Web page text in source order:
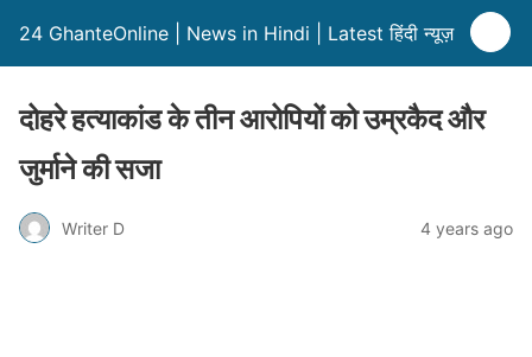
24 GhanteOnline | News in Hindi | Latest हिंदी न्यूज़
दोहरे हत्याकांड के तीन आरोपियों को उम्रकैद और
जुर्माने की सजा
Writer D 4 years ago